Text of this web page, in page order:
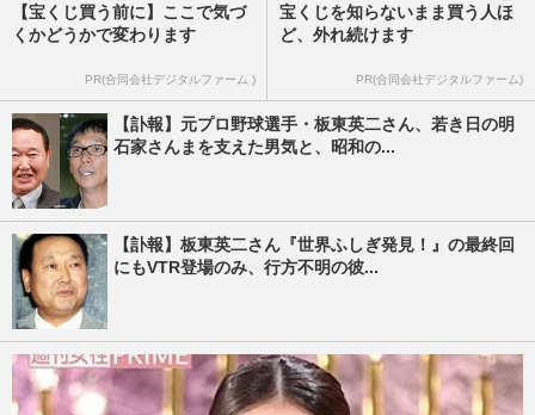
【宝くじ買う前に】ここで気づ
くかどうかで変わります
PR(合同会社デジタルファーム )
宝くじを知らないまま買う人ほ
ど、外れ続けます
PR(合同会社デジタルファーム)
【訃報】元プロ野球選手・板東英二さん、若き日の明
石家さんまを支えた男気と、昭和の...
【訃報】板東英二さん『世界ふしぎ発見！』の最終回
にもVTR登場のみ、行方不明の彼...